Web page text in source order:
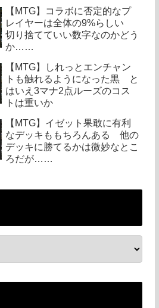
【MTG】コラボに否定的なプ
レイヤーは全体の9%らしい
切り捨てていい数字なのかどう
か……
【MTG】しれっとエンチャン
トも触れるようになった黒 と
はいえ3マナ2点ルーズのコス
トは重いか
【MTG】イゼット果敢に有利
なデッキももちろんある 他の
デッキに勝てるかは微妙なとこ
ろだが……